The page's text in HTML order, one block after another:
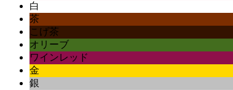
白
茶
こげ茶
オリーブ
ワインレッド
金
銀